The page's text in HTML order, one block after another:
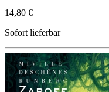
14,80 €
Sofort lieferbar